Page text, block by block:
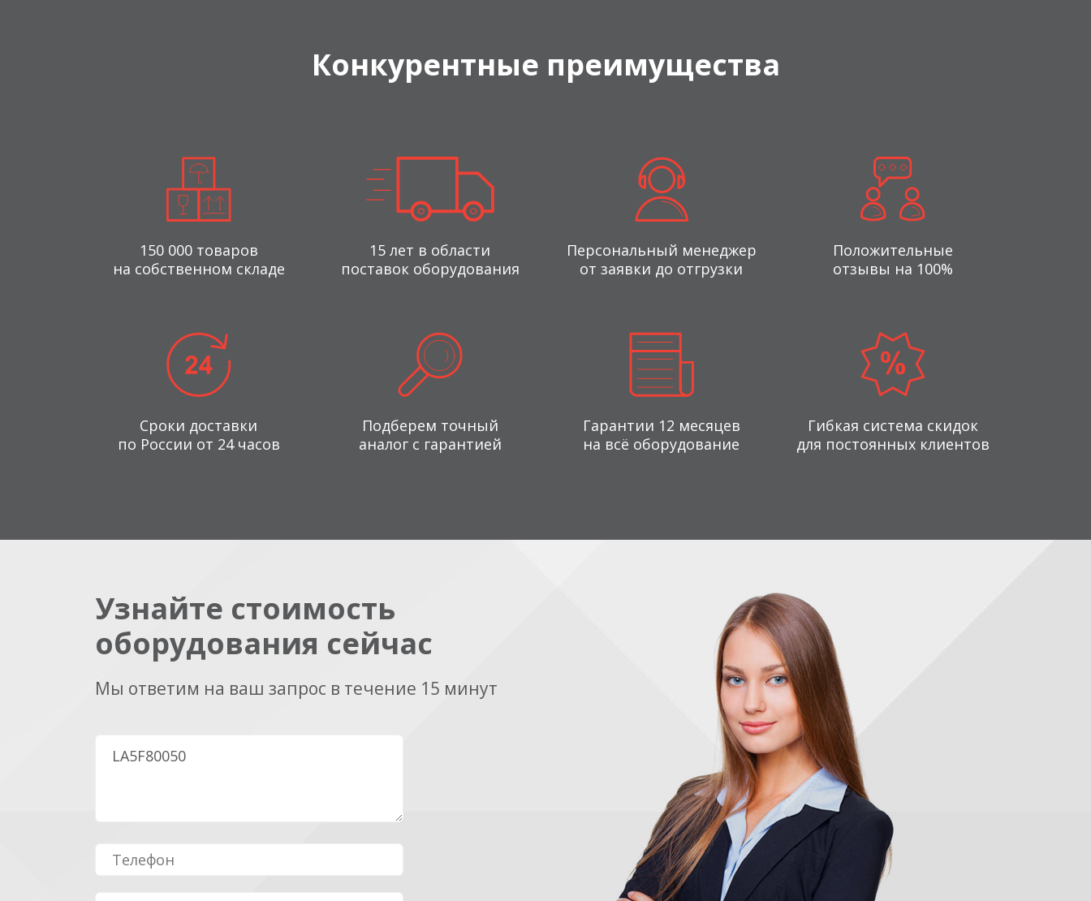
Конкурентные преимущества
150 000 товаров
на собственном складе
15 лет в области
поставок оборудования
Персональный менеджер
от заявки до отгрузки
Положительные
отзывы на 100%
Сроки доставки
по России от 24 часов
Подберем точный
аналог с гарантией
Гарантии 12 месяцев
на всё оборудование
Гибкая система скидок
для постоянных клиентов
Узнайте стоимость
оборудования сейчас
Мы ответим на ваш запрос в течение 15 минут